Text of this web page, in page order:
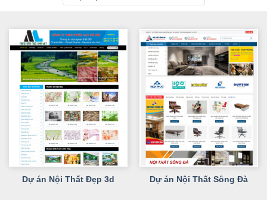
Dự án Nội Thất Đẹp 3d Dự án Nội Thất Sông Đà